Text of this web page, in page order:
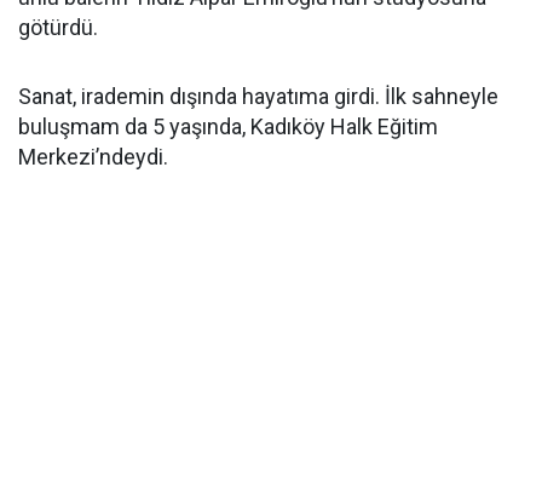
götürdü.
Sanat, irademin dışında hayatıma girdi. İlk sahneyle
buluşmam da 5 yaşında, Kadıköy Halk Eğitim
Merkezi’ndeydi.